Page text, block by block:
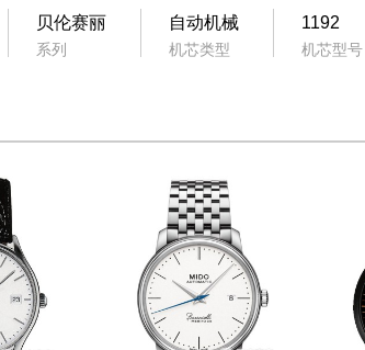
贝伦赛丽
系列
自动机械
机芯类型
1192
机芯型号